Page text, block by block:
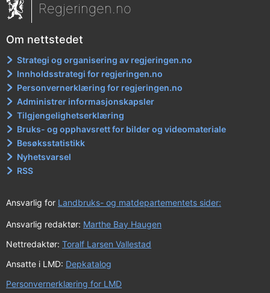
Regjeringen.no
Om nettstedet
Strategi og organisering av regjeringen.no
Innholdsstrategi for regjeringen.no
Personvernerklæring for regjeringen.no
Administrer informasjonskapsler
Tilgjengelighetserklæring
Bruks- og opphavsrett for bilder og videomateriale
Besøksstatistikk
Nyhetsvarsel
RSS
Ansvarlig for Landbruks- og matdepartementets sider:
Ansvarlig redaktør: Marthe Bay Haugen
Nettredaktør: Toralf Larsen Vallestad
Ansatte i LMD: Depkatalog
Personvernerklæring for LMD